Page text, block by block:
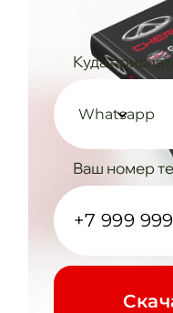
Куда
Whatsapp
Ваш номер